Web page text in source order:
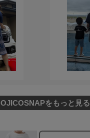
OJICOSNAPをもっと見る